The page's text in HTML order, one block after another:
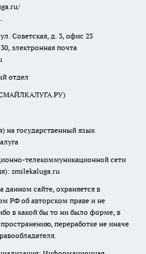
Советская, д. 3, офис 23
электронная почта
отдел
на государственный язык
телекоммуникационной сети
smilekaluga.ru
сайте, охраняется в
РФ об авторском праве и не
в какой бы то ни было форме, в
переработке не иначе